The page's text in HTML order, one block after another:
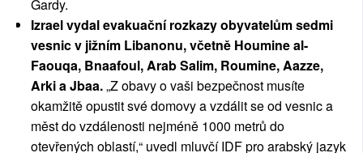
Gardy.
Izrael vydal evakuační rozkazy obyvatelům sedmi
vesnic v jižním Libanonu, včetně Houmine al-
Faouqa, Bnaafoul, Arab Salim, Roumine, Aazze,
Arki a Jbaa.„Z obavy o vaši bezpečnost musíte
okamžitě opustit své domovy a vzdálit se od vesnic a
měst do vzdálenosti nejméně 1000 metrů do
otevřených oblastí,“ uvedl mluvčí IDF pro arabský jazyk